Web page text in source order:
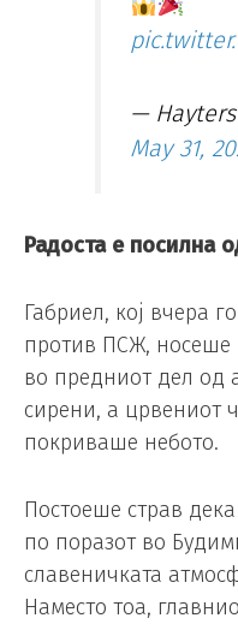
— Hayters
May 31,
Радоста е посилна
Габриел, кој вчера
против ПСЖ, носеше
во предниот дел од
сирени, а црвениот
покриваше небото.
Постоеше страв
по поразот во
славеничката
Наместо тоа,